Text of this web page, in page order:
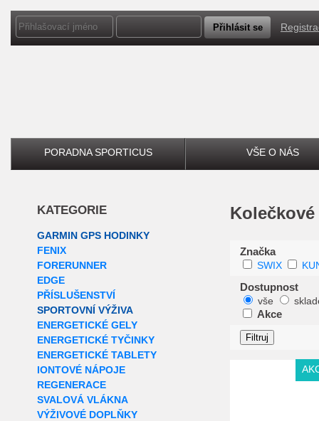
PORADNA SPORTICUS VŠE O NÁS
KATEGORIE
GARMIN GPS HODINKY
FENIX
FORERUNNER
EDGE
PŘÍSLUŠENSTVÍ
SPORTOVNÍ VÝŽIVA
ENERGETICKÉ GELY
ENERGETICKÉ TYČINKY
ENERGETICKÉ TABLETY
IONTOVÉ NÁPOJE
REGENERACE
SVALOVÁ VLÁKNA
VÝŽIVOVÉ DOPLŇKY
Značka
SWIX
Dostupnost
vše
Akce